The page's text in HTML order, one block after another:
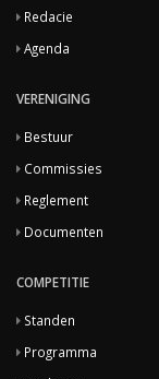
Redacie
Agenda
VERENIGING
Bestuur
Commissies
Reglement
Documenten
COMPETITIE
Standen
Programma